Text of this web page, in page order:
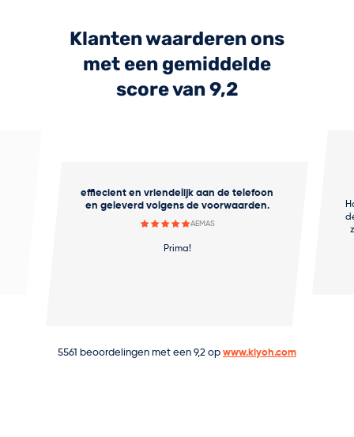
Klanten waarderen ons
met een gemiddelde
score van 9,2
effiecient en vriendelijk aan de telefoon
en geleverd volgens de voorwaarden.
AEMAS
Prima!
5561 beoordelingen met een9,2op www.kiyoh.com